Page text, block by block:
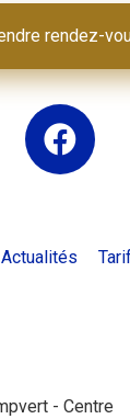
rendez-
Actualités
- Centre